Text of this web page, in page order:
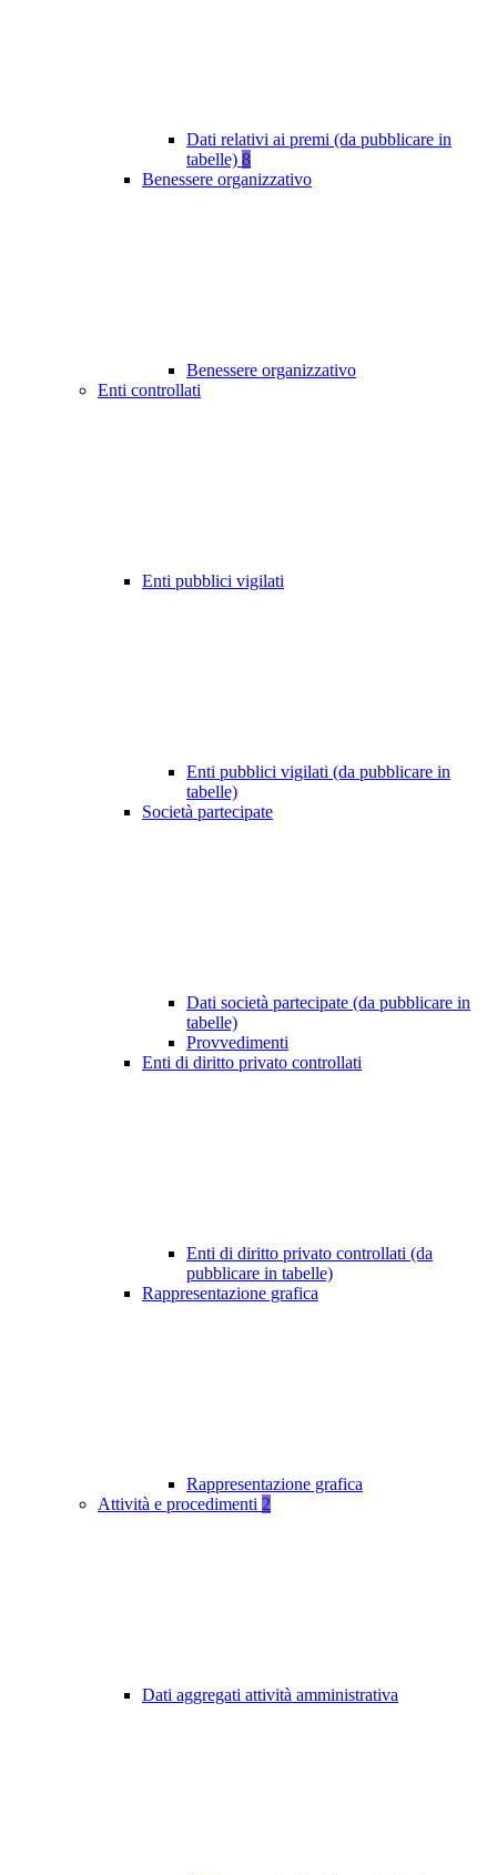
Dati relativi ai premi (da pubblicare in
tabelle) 8
Benessere organizzativo
Benessere organizzativo
Enti controllati
Enti pubblici vigilati
Enti pubblici vigilati (da pubblicare in
tabelle)
Società partecipate
Dati società partecipate (da pubblicare in
tabelle)
Provvedimenti
Enti di diritto privato controllati
Enti di diritto privato controllati (da
pubblicare in tabelle)
Rappresentazione grafica
Rappresentazione grafica
Attività e procedimenti 2
Dati aggregati attività amministrativa